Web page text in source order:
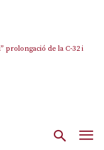
prolongació de la C-32 i
i la cultura en un emotiu